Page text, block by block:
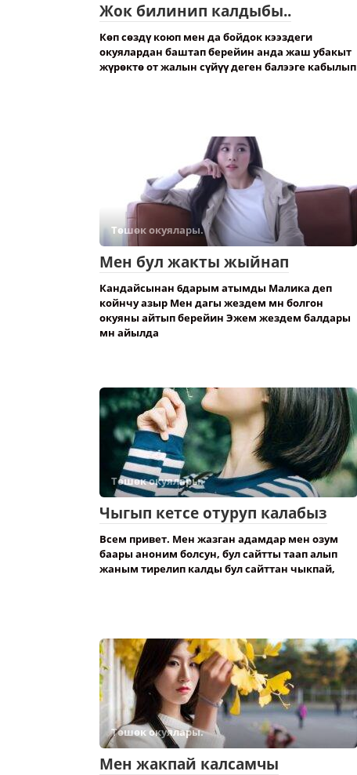
Жок билинип калдыбы..
Көп сөздү коюп мен да бойдок кээздеги
окуялардан баштап берейин анда жаш убакыт
жүрөктө от жалын сүйүү деген балээге кабылып
Төшөк окуялары.
Мен бул жакты жыйнап
Кандайсынан 6дарым атымды Малика деп
койнчу азыр Мен дагы жездем мн болгон
окуяны айтып берейин Эжем жездем балдары
мн айылда
Төшөк окуялары.
Чыгып кетсе отуруп калабыз
Всем привет. Мен жазган адамдар мен озум
баары аноним болсун, бул сайтты таап алып
жаным тирелип калды бул сайттан чыкпай,
Төшөк окуялары.
Мен жакпай калсамчы